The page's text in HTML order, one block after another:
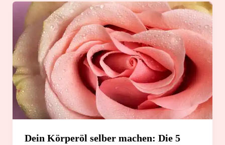
tolle
Anwendungsgebiete
Dein Körperöl selber machen: Die 5